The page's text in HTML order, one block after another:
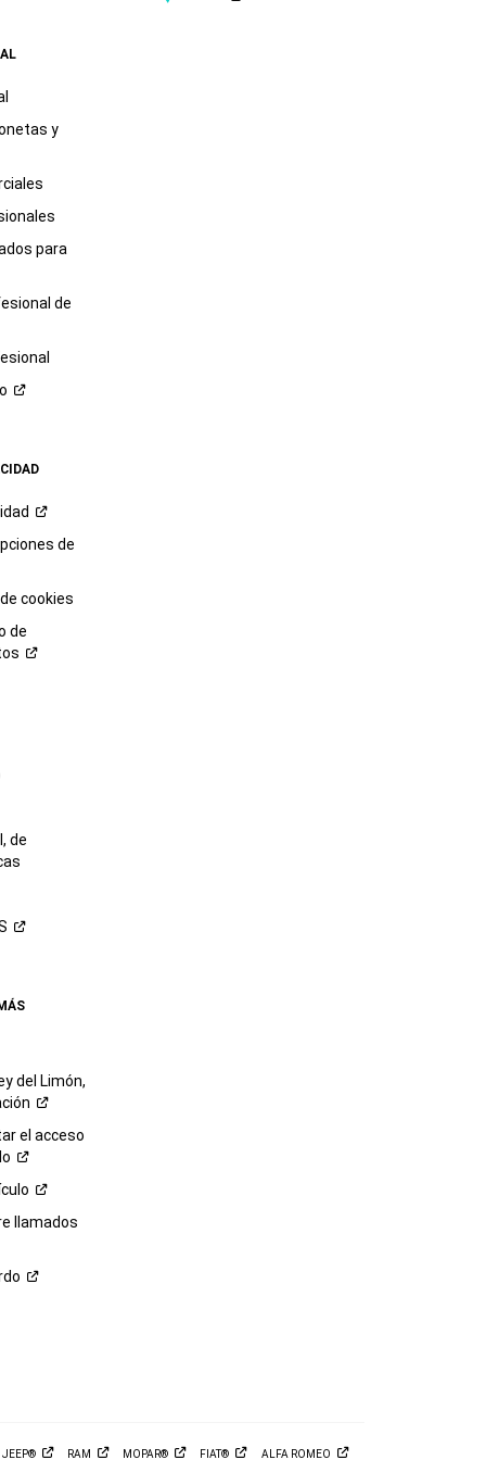
y
para
de
de
cookies
de
de
del Limón,
el acceso
llamados
JEEP® RAM MOPAR® FIAT® ALFA ROMEO